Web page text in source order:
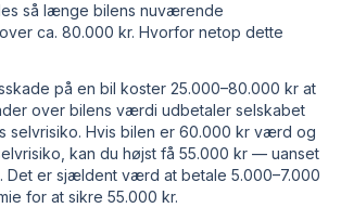
så længe bilens nuværende
ca. 80.000 kr. Hvorfor netop dette
på en bil koster 25.000–80.000 kr at
over bilens værdi udbetaler selskabet
selvrisiko. Hvis bilen er 60.000 kr værd og
kan du højst få 55.000 kr — uanset
Det er sjældent værd at betale 5.000–7.000
for at sikre 55.000 kr.